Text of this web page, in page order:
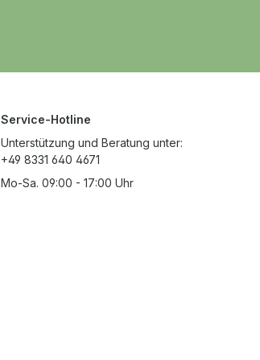
Service-Hotline
Unterstützung und Beratung unter:
+49 8331 640 4671
Mo-Sa. 09:00 - 17:00 Uhr